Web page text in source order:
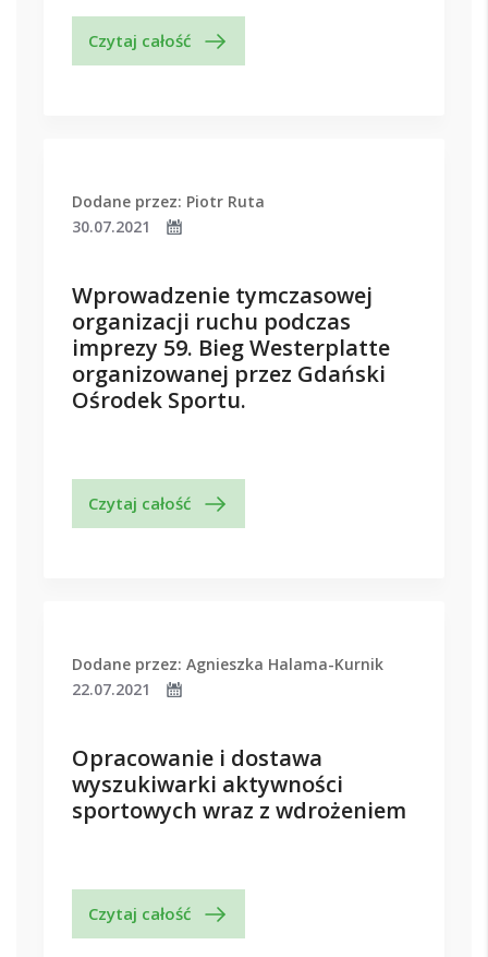
Czytaj całość
Dodane przez: Piotr Ruta
30.07.2021
Wprowadzenie tymczasowej
organizacji ruchu podczas
imprezy 59. Bieg Westerplatte
organizowanej przez Gdański
Ośrodek Sportu.
Czytaj całość
Dodane przez: Agnieszka Halama-Kurnik
22.07.2021
Opracowanie i dostawa
wyszukiwarki aktywności
sportowych wraz z wdrożeniem
Czytaj całość